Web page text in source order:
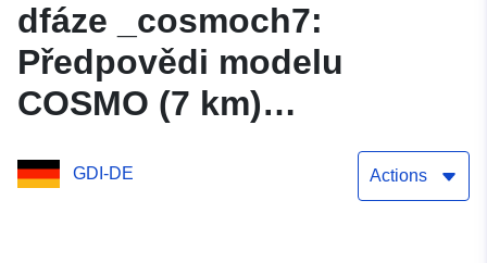
dfáze _cosmoch7:
Předpovědi modelu
COSMO (7 km)
provozované společností
MeteoSwiss pro projekt
GDI-DE Actions